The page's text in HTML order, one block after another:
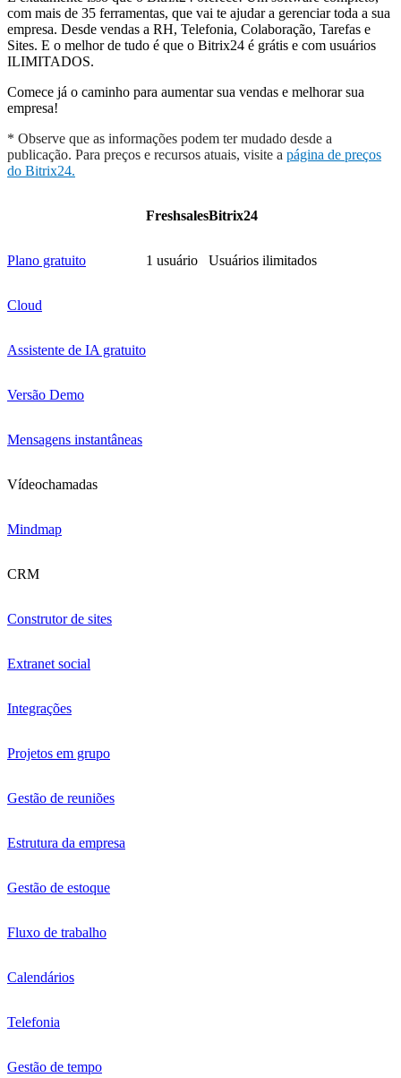
com mais de 35 ferramentas, que vai te ajudar a gerenciar toda a sua
empresa. Desde vendas a RH, Telefonia, Colaboração, Tarefas e
Sites. E o melhor de tudo é que o Bitrix24 é grátis e com usuários
ILIMITADOS.
Comece já o caminho para aumentar sua vendas e melhorar sua
empresa!
* Observe que as informações podem ter mudado desde a
publicação. Para preços e recursos atuais, visite a página de preços
do Bitrix24.
FreshsalesBitrix24
Plano gratuito 1 usuário Usuários ilimitados
Cloud
Assistente de IA gratuito
Versão Demo
Mensagens instantâneas
Vídeochamadas
Mindmap
CRM
Construtor de sites
Extranet social
Integrações
Projetos em grupo
Gestão de reuniões
Estrutura da empresa
Gestão de estoque
Fluxo de trabalho
Calendários
Telefonia
Gestão de tempo